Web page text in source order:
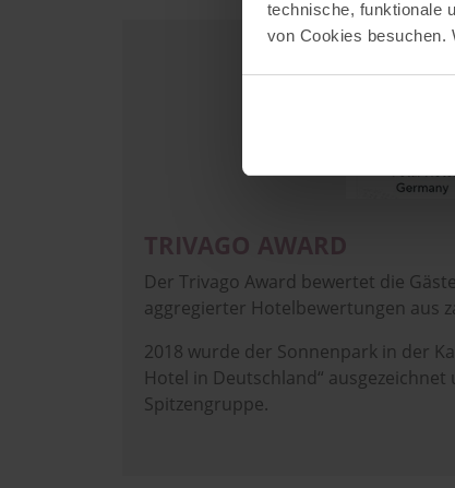
technische, funktionale
von Cookies besuchen.
TRIVAGO AWARD
Der Trivago Award bewertet die
aggregierter Hotelbewertungen aus
2018 wurde der Sonnenpark in der
Hotel in Deutschland“
Spitzengruppe.